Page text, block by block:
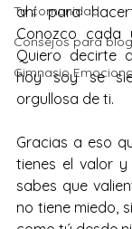
Tu comunidad
Consejos para
Gimnasio
ahí para
Conozco cada
Quiero decirte
hoy soy se
orgullosa de ti.
Gracias a eso
tienes el valor
sabes que
no tiene miedo,